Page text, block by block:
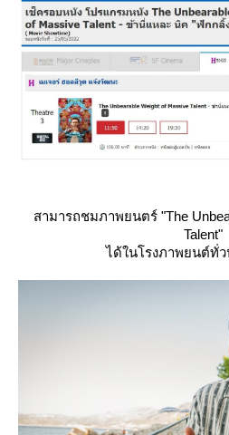
สามารถชมภาพยนตร์ "The
Talent"
ได้ในโรงภาพยนต์ทั่